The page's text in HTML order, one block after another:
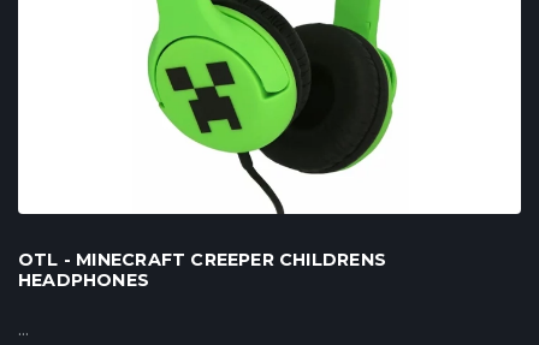
OTL - MINECRAFT CREEPER CHILDRENS
HEADPHONES
...